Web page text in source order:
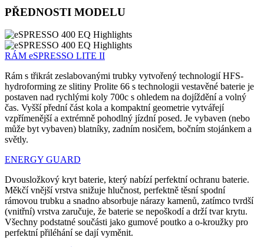
PŘEDNOSTI MODELU
RÁM eSPRESSO LITE II
Rám s třikrát zeslabovanými trubky vytvořený technologií HFS-
hydroforming ze slitiny Prolite 66 s technologii vestavěné baterie je
postaven nad rychlými koly 700c s ohledem na dojíždění a volný
čas. Vyšší přední část kola a kompaktní geometrie vytvářejí
vzpřímenější a extrémně pohodlný jízdní posed. Je vybaven (nebo
může byt vybaven) blatníky, zadním nosičem, bočním stojánkem a
světly.
ENERGY GUARD
Dvousložkový kryt baterie, který nabízí perfektní ochranu baterie.
Měkčí vnější vrstva snižuje hlučnost, perfektně těsní spodní
rámovou trubku a snadno absorbuje nárazy kamenů, zatímco tvrdší
(vnitřní) vrstva zaručuje, že baterie se nepoškodí a drží tvar krytu.
Všechny podstatné součásti jako gumové poutko a o-kroužky pro
perfektní přiléhání se dají vyměnit.